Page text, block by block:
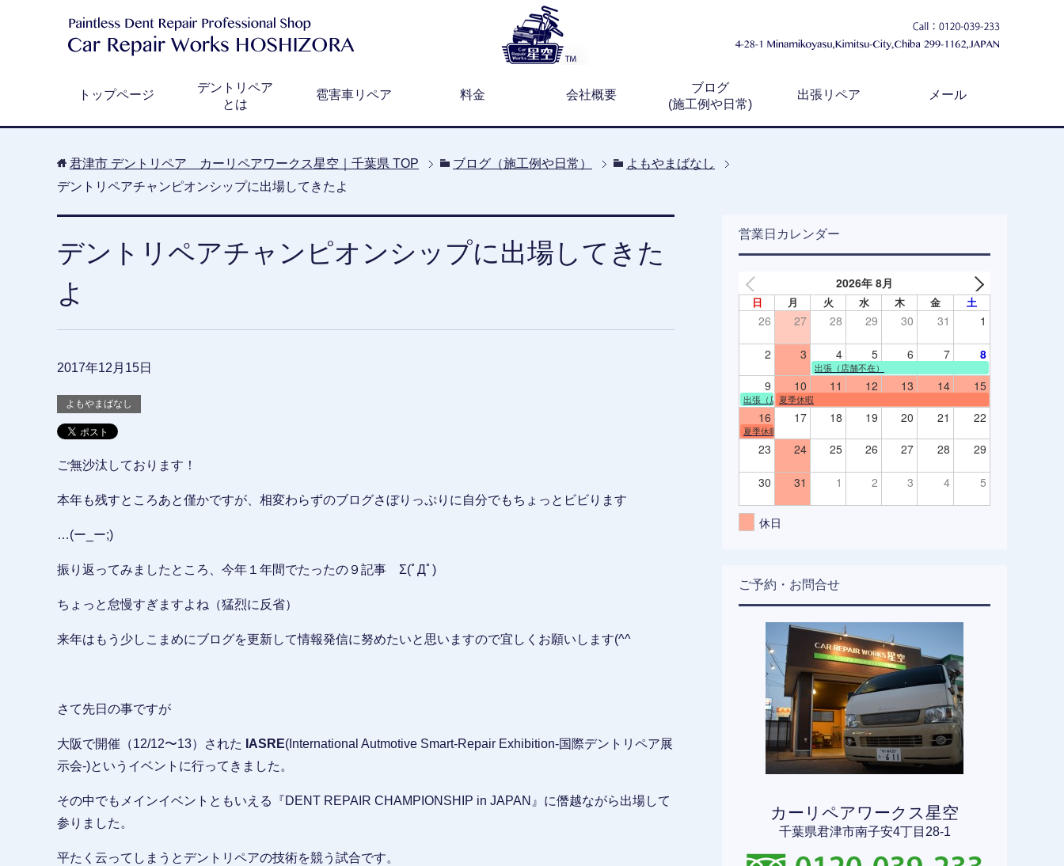
トップページ
デントリペア
とは
雹害車リペア 料金 会社概要
ブログ
(施工例や日常)
出張リペア メール
君津市 デントリペア カーリペアワークス星空｜千葉県 TOP ブログ（施工例や日常）
よもやまばなし
デントリペアチャンピオンシップに出場してきたよ
デントリペアチャンピオンシップに出場してきた
よ
2017年12月15日
よもやまばなし
ご無沙汰しております！
本年も残すところあと僅かですが、相変わらずのブログさぼりっぷりに自分でもちょっとビビります
…(ー_ー;)
振り返ってみましたところ、今年１年間でたったの９記事 Σ(ﾟДﾟ)
ちょっと怠慢すぎますよね（猛烈に反省）
来年はもう少しこまめにブログを更新して情報発信に努めたいと思いますので宜しくお願いします(^^ゞ
さて先日の事ですが
大阪で開催（12/12〜13）された IASRE(International Autmotive Smart-Repair Exhibition-国際デントリペア展
示会-)というイベントに行ってきました。
その中でもメインイベントともいえる『DENT REPAIR CHAMPIONSHIP in JAPAN』に僭越ながら出場して
参りました。
平たく云ってしまうとデントリペアの技術を競う試合です。
営業日カレンダー
2026年 8月
日 月 火 水 木 金 土
26 27 28 29 30 31 1
2 3 4 5 6 7 8
出張（店舗不在）
9 10 11 12 13 14 15
出張（店舗不在）
夏季休暇
16 17 18 19 20 21 22
夏季休暇
23 24 25 26 27 28 29
30 31 1 2 3 4 5
休日
ご予約・お問合せ
カーリペアワークス星空
千葉県君津市南子安4丁目28-1